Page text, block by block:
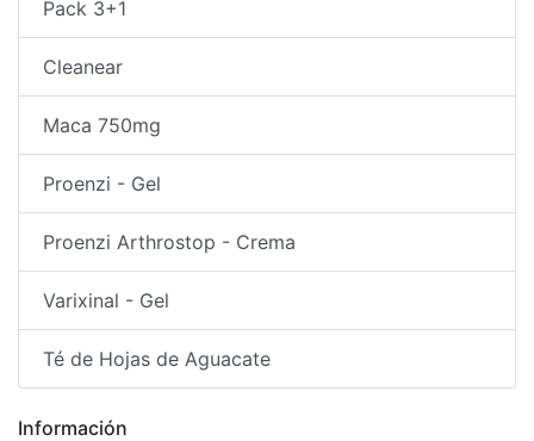
Pack 3+1
Cleanear
Maca 750mg
Proenzi - Gel
Proenzi Arthrostop - Crema
Varixinal - Gel
Té de Hojas de Aguacate
Información